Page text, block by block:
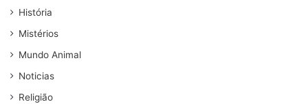
História
Mistérios
Mundo Animal
Noticias
Religião